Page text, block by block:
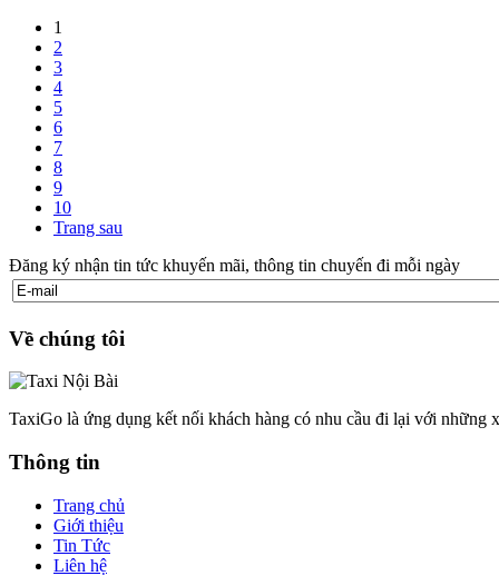
1
2
3
4
5
6
7
8
9
10
Trang sau
Đăng ký nhận tin tức khuyến mãi, thông tin chuyến đi mỗi ngày
Về chúng tôi
TaxiGo là ứng dụng kết nối khách hàng có nhu cầu đi lại với những
Thông tin
Trang chủ
Giới thiệu
Tin Tức
Liên hệ